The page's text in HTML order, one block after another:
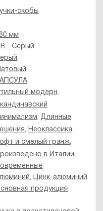
скобы
мм
- Серый
модерн,
, Длинные
, Неоклассика,
и смелый гранж,
в Италии
, Цинк-алюминий
продукция